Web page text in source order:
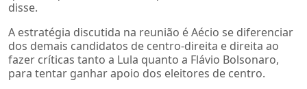
disse.
A estratégia discutida na reunião é Aécio se diferenciar
dos demais candidatos de centro-direita e direita ao
fazer críticas tanto a Lula quanto a Flávio Bolsonaro,
para tentar ganhar apoio dos eleitores de centro.